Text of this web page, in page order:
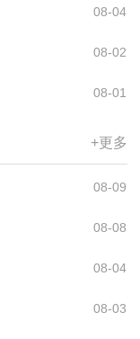
08-04
08-02
08-01
+更多
08-09
08-08
08-04
08-03